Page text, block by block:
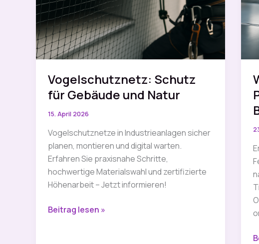
Vogelschutznetz: Schutz
für Gebäude und Natur
15. April 2026
Vogelschutznetze in Industrieanlagen sicher
planen, montieren und digital warten.
Erfahren Sie praxisnahe Schritte,
hochwertige Materialswahl und zertifizierte
Höhenarbeit – Jetzt informieren!
Vogelschutznetz:
Beitrag lesen »